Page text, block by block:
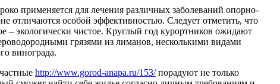
применяется для лечения различных заболеваний опорно-
отличаются особой эффективностью. Следует отметить, что
– экологически чистое. Круглый год курортников ожидают
грязями из лиманов, несколькими видами
винограда.
http://www.gorod-anapa.ru/153/порадуют не только